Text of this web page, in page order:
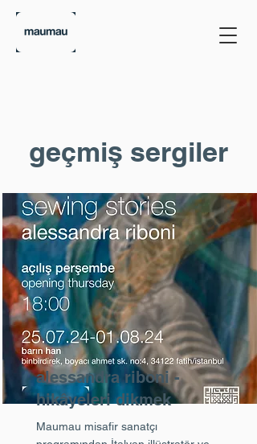
geçmiş sergiler
alessandra riboni -
hikâyeleri dikmek
Maumau misafir sanatçı